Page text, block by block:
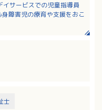
イサービスでの児童指導員
障害児の療育や支援をおこ
。
士